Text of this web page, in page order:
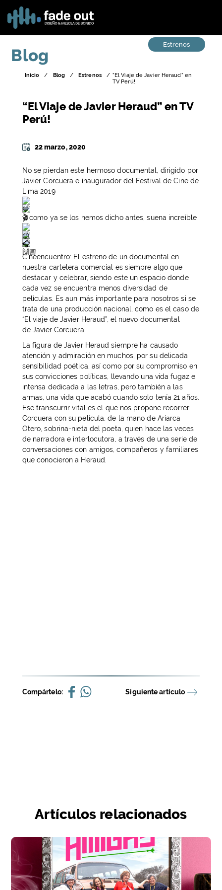
Blog
Inicio / Blog / Estrenos / “El Viaje de Javier Heraud” en
TV Perú!
Estrenos
“El Viaje de Javier Heraud” en TV
Perú!
22 marzo, 2020
No se pierdan este hermoso documental, dirigido por
Javier Corcuera e inaugurador del Festival de Cine de
Lima 2019
y, como ya se los hemos dicho antes, suena increíble
Cineencuentro: El estreno de un documental en
nuestra cartelera comercial es siempre algo que
destacar y celebrar, siendo este un espacio donde
cada vez se encuentra menos diversidad de
películas. Es aun más importante para nosotros si se
trata de una producción nacional, como es el caso de
“El viaje de Javier Heraud”, el nuevo documental
deJavier Corcuera.
La figura de Javier Heraud siempre ha causado
atención y admiración en muchos, por su delicada
sensibilidad poética, así como por su compromiso en
sus convicciones políticas, llevando una vida fugaz e
intensa dedicada a las letras, pero también a las
armas, una vida que acabó cuando solo tenía 21 años.
Ese transcurrir vital es el que nos propone recorrer
Corcuera con su película, de la mano de Ariarca
Otero, sobrina-nieta del poeta, quien hace las veces
de narradora e interlocutora, a través de una serie de
conversaciones con amigos, compañeros y familiares
que conocieron a Heraud.
Compártelo: Siguiente artículo
Artículos relacionados